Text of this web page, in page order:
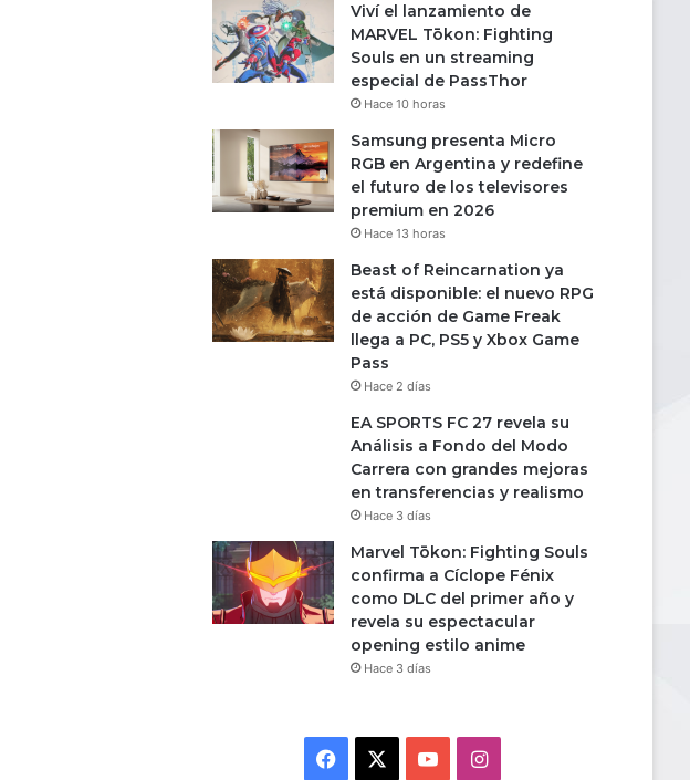
Viví el lanzamiento de
MARVEL Tōkon: Fighting
Souls en un streaming
especial de PassThor
Hace 10 horas
Samsung presenta Micro
RGB en Argentina y redefine
el futuro de los televisores
premium en 2026
Hace 13 horas
Beast of Reincarnation ya
está disponible: el nuevo RPG
de acción de Game Freak
llega a PC, PS5 y Xbox Game
Pass
Hace 2 días
EA SPORTS FC 27 revela su
Análisis a Fondo del Modo
Carrera con grandes mejoras
en transferencias y realismo
Hace 3 días
Marvel Tōkon: Fighting Souls
confirma a Cíclope Fénix
como DLC del primer año y
revela su espectacular
opening estilo anime
Hace 3 días
Facebook YouTubeInstagram